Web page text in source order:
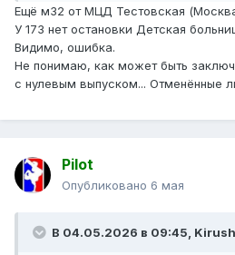
Ещё м32 от МЦД Тестовская
У 173 нет остановки Детская
Видимо, ошибка.
Не понимаю, как может быть
с нулевым выпуском... Отменённые
Pilot
Опубликовано 6 мая
В 04.05.2026 в 09:45,